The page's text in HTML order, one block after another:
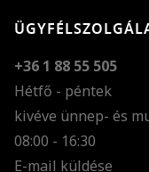
+36 1 88 55 505
Hétfő - péntek
kivéve ünnep- és
08:00 - 16:30
E-mail küldése